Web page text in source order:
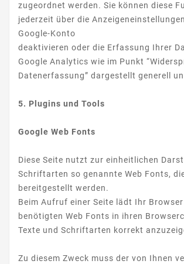
zugeordnet werden. Sie können diese
jederzeit über die
Google-Konto
deaktivieren oder die Erfassung Ihrer
Google Analytics wie im Punkt
Datenerfassung” dargestellt generell
5. Plugins und Tools
Google Web Fonts
Diese Seite nutzt zur einheitlichen
Schriftarten so genannte Web Fonts,
bereitgestellt werden.
Beim Aufruf einer Seite lädt Ihr
benötigten Web Fonts in ihren
Texte und Schriftarten korrekt
Zu diesem Zweck muss der von Ihnen